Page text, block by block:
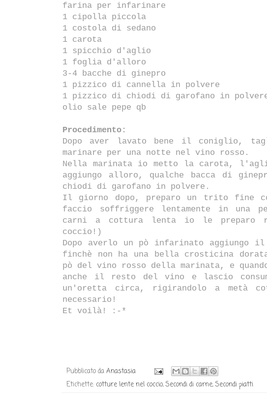
farina per infarinare
1 cipolla piccola
1 costola di sedano
1 carota
1 spicchio d'aglio
1 foglia d'alloro
3-4 bacche di ginepro
1 pizzico di cannella in polvere
1 pizzico di chiodi di garofano in
olio sale pepe qb
Procedimento:
Dopo aver lavato bene il coniglio,
marinare per una notte nel vino rosso.
Nella marinata io metto la carota,
aggiungo alloro, qualche bacca di
chiodi di garofano in polvere.
Il giorno dopo, preparo un trito fine
faccio soffriggere lentamente in una
carni a cottura lenta io le preparo
coccio!)
Dopo averlo un pò infarinato
finchè non ha una bella crosticina
pò del vino rosso della marinata, e
anche il resto del vino e lascio
un'oretta circa, rigirandolo a metà
necessario!
Et voilà! :-*
Pubblicato daAnastasia
Etichette: cotture lente nel coccio,Secondi di carne,Secondi piatti